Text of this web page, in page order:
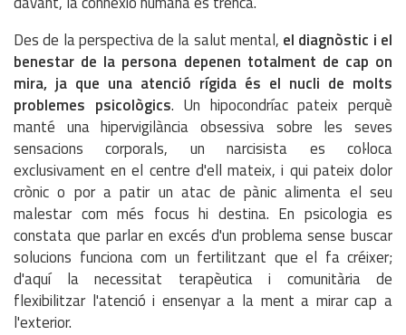
Des de la perspectiva de la salut mental, el diagnòstic i el
benestar de la persona depenen totalment de cap on
mira, ja que una atenció rígida és el nucli de molts
problemes psicològics. Un hipocondríac pateix perquè
manté una hipervigilància obsessiva sobre les seves
sensacions corporals, un narcisista es col·loca
exclusivament en el centre d'ell mateix, i qui pateix dolor
crònic o por a patir un atac de pànic alimenta el seu
malestar com més focus hi destina. En psicologia es
constata que parlar en excés d'un problema sense buscar
solucions funciona com un fertilitzant que el fa créixer;
d'aquí la necessitat terapèutica i comunitària de
flexibilitzar l'atenció i ensenyar a la ment a mirar cap a
l'exterior.